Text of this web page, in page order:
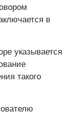
в
указывается
такого